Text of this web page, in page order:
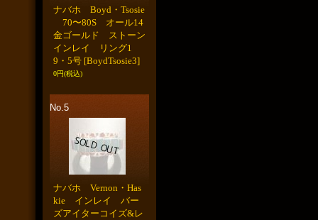
ナバホ Boyd・Tsosie
70〜80S オール14
金ゴールド ストーン
インレイ リング1
9・5号 [BoydTsosie3]
0円(税込)
No.5
ナバホ Vernon・Has
kie インレイ バー
ズアイターコイズ&レ